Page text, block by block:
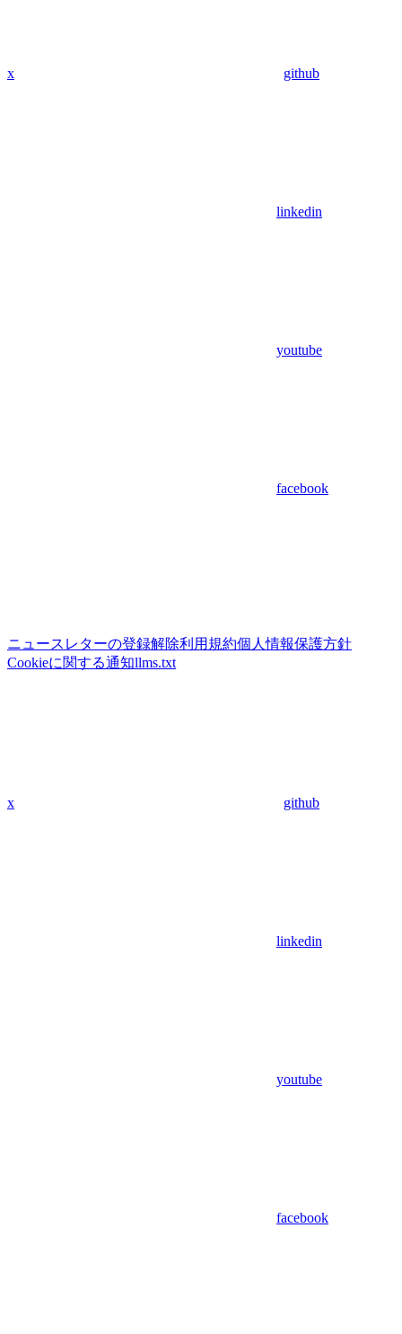
x github
linkedin
youtube
facebook
ニュースレターの登録解除利用規約個人情報保護方針
Cookieに関する通知llms.txt
x github
linkedin
youtube
facebook